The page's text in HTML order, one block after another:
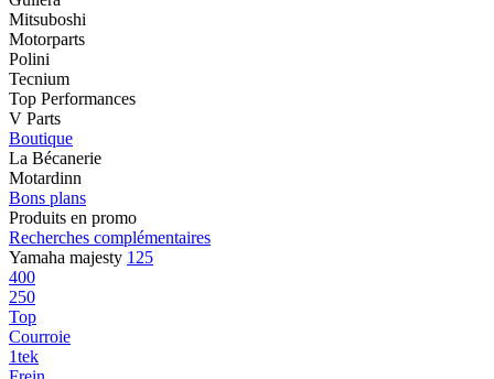
Mitsuboshi
Motorparts
Polini
Tecnium
Top Performances
V Parts
Boutique
La Bécanerie
Motardinn
Bons plans
Produits en promo
Recherches complémentaires
Yamaha majesty 125
400
250
Top
Courroie
1tek